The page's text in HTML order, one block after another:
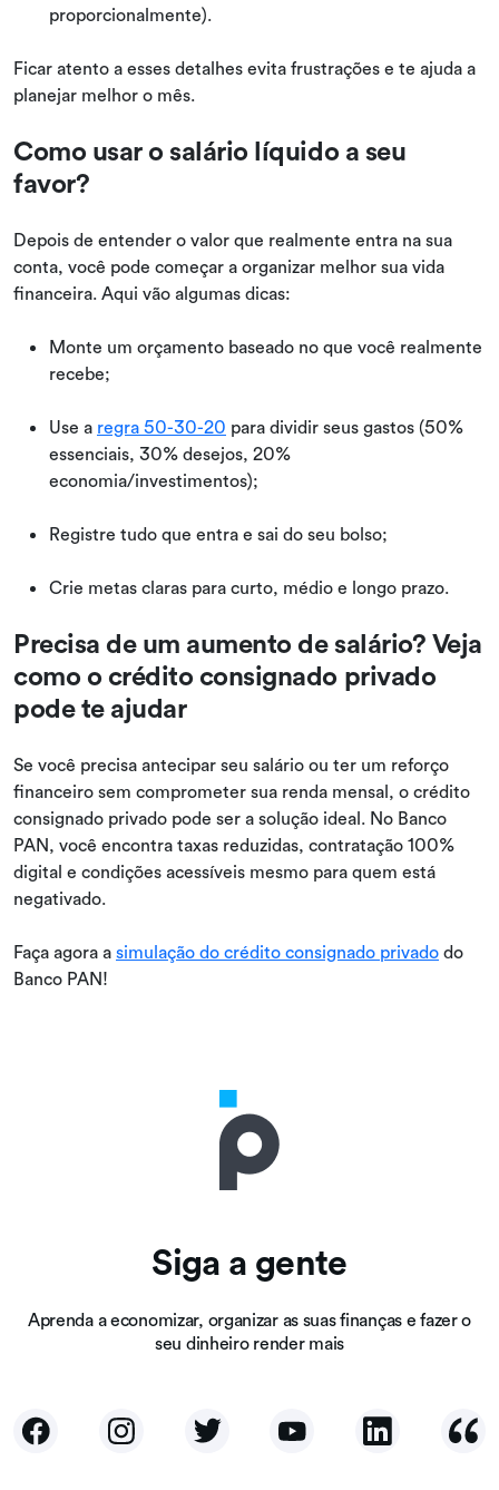
proporcionalmente).
Ficar atento a esses detalhes evita frustrações e te ajuda a
planejar melhor o mês.
Como usar o salário líquido a seu
favor?
Depois de entender o valor que realmente entra na sua
conta, você pode começar a organizar melhor sua vida
financeira. Aqui vão algumas dicas:
Monte um orçamento baseado no que você realmente
recebe;
Use a regra 50-30-20 para dividir seus gastos (50%
essenciais, 30% desejos, 20%
economia/investimentos);
Registre tudo que entra e sai do seu bolso;
Crie metas claras para curto, médio e longo prazo.
Precisa de um aumento de salário? Veja
como o crédito consignado privado
pode te ajudar
​​​Se você precisa antecipar seu salário ou ter um reforço
financeiro sem comprometer sua renda mensal, o crédito
consignado privado pode ser a solução ideal. No Banco
PAN, você encontra taxas reduzidas, contratação 100%
digital e condições acessíveis mesmo para quem está
negativado. ​​
​​​Faça agora a simulação do crédito consignado privado do
Banco PAN!​​
Siga a gente
Aprenda a economizar, organizar as suas finanças e fazer o
seu dinheiro render mais